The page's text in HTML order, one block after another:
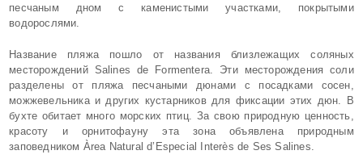
песчаным дном с каменистыми участками, покрытыми
водорослями.
Название пляжа пошло от названия близлежащих соляных
месторождений Salines de Formentera. Эти месторождения соли
разделены от пляжа песчаными дюнами с посадками сосен,
можжевельника и других кустарников для фиксации этих дюн. В
бухте обитает много морских птиц. За свою природную ценность,
красоту и орнитофауну эта зона объявлена природным
заповедником Àrea Natural d’Especial Interès de Ses Salines.